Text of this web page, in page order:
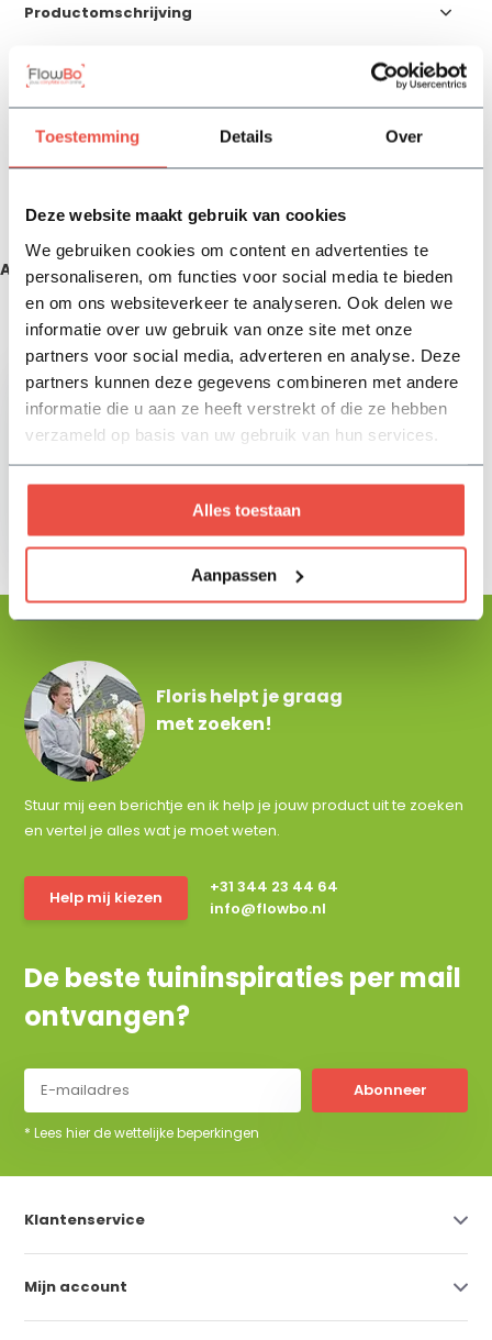
Toestemming Details Over
Deze website maakt gebruik van cookies
We gebruiken cookies om content en advertenties te
personaliseren, om functies voor social media te bieden
en om ons websiteverkeer te analyseren. Ook delen we
informatie over uw gebruik van onze site met onze
partners voor social media, adverteren en analyse. Deze
partners kunnen deze gegevens combineren met andere
informatie die u aan ze heeft verstrekt of die ze hebben
verzameld op basis van uw gebruik van hun services.
Alles toestaan
Aanpassen
Productomschrijving
Specificaties
Reviews
Delen
Aanbevolen producten
Zojuist bekeken
Potvoet Urban -
11,35
Floris helpt je graag
met zoeken!
Stuur mij een berichtje en ik help je jouw product uit te zoeken
en vertel je alles wat je moet weten.
Help mij kiezen
+31 344 23 44 64
info@flowbo.nl
De beste tuininspiraties per mail
ontvangen?
Abonneer
* Lees hier de wettelijke beperkingen
Klantenservice
Mijn account